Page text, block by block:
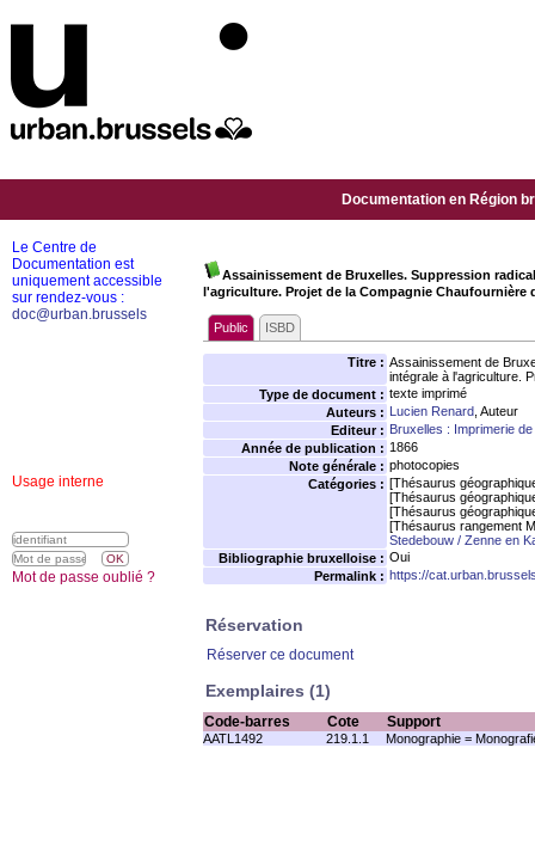
Documentation en Région
Assainissement de Bruxelles. Suppression
l'agriculture. Projet de la Compagnie Chaufournière
Public ISBD
Titre : Assainissement de
intégrale à l'agriculture.
Type de document : texte imprimé
Auteurs : Lucien Renard , Auteur
Editeur : Bruxelles : Imprimerie
Année de publication : 1866
Note générale : photocopies
Catégories : [Thésaurus
[Thésaurus
[Thésaurus
[Thésaurus rangement
Stedebouw / Zenne en
Bibliographie bruxelloise : Oui
Permalink : https://
Réservation
Réserver ce document
Exemplaires (1)
Code-barres Cote Support
AATL1492 219.1.1 Monographie =
Le Centre de
Documentation est
uniquement accessible
sur rendez-vous :
doc@urban.brussels
Usage interne
Mot de passe oublié ?